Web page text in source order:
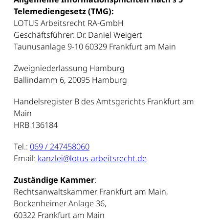
Telemediengesetz (TMG):
LOTUS Arbeitsrecht RA-GmbH
Geschäftsführer: Dr. Daniel Weigert
Taunusanlage 9-10 60329 Frankfurt am Main
Zweigniederlassung Hamburg
Ballindamm 6, 20095 Hamburg
Handelsregister B des Amtsgerichts Frankfurt am
Main
HRB 136184
Tel.: 069 / 247458060
Email: kanzlei@lotus-arbeitsrecht.de
Zuständige Kammer:
Rechtsanwaltskammer Frankfurt am Main,
Bockenheimer Anlage 36,
60322 Frankfurt am Main